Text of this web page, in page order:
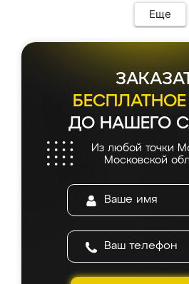
Еще
ДО НАШЕГО
Из любой точки
Московской